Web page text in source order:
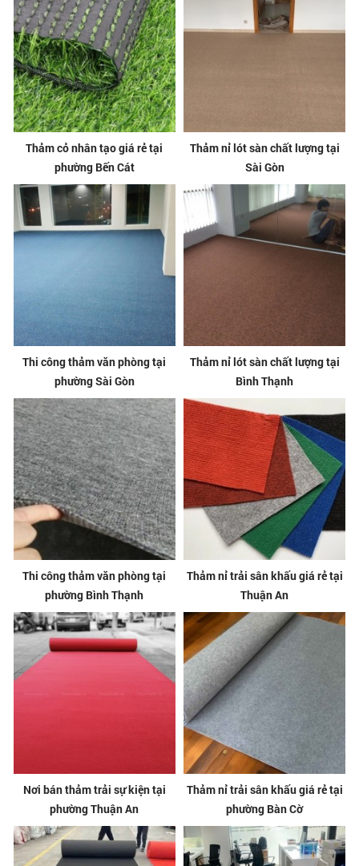
Thảm cỏ nhân tạo giá rẻ tại
phường Bến Cát
Thảm nỉ lót sàn chất lượng tại
Sài Gòn
Thi công thảm văn phòng tại
phường Sài Gòn
Thảm nỉ lót sàn chất lượng tại
Bình Thạnh
Thi công thảm văn phòng tại
phường Bình Thạnh
Thảm nỉ trải sân khấu giá rẻ tại
Thuận An
Nơi bán thảm trải sự kiện tại
phường Thuận An
Thảm nỉ trải sân khấu giá rẻ tại
phường Bàn Cờ